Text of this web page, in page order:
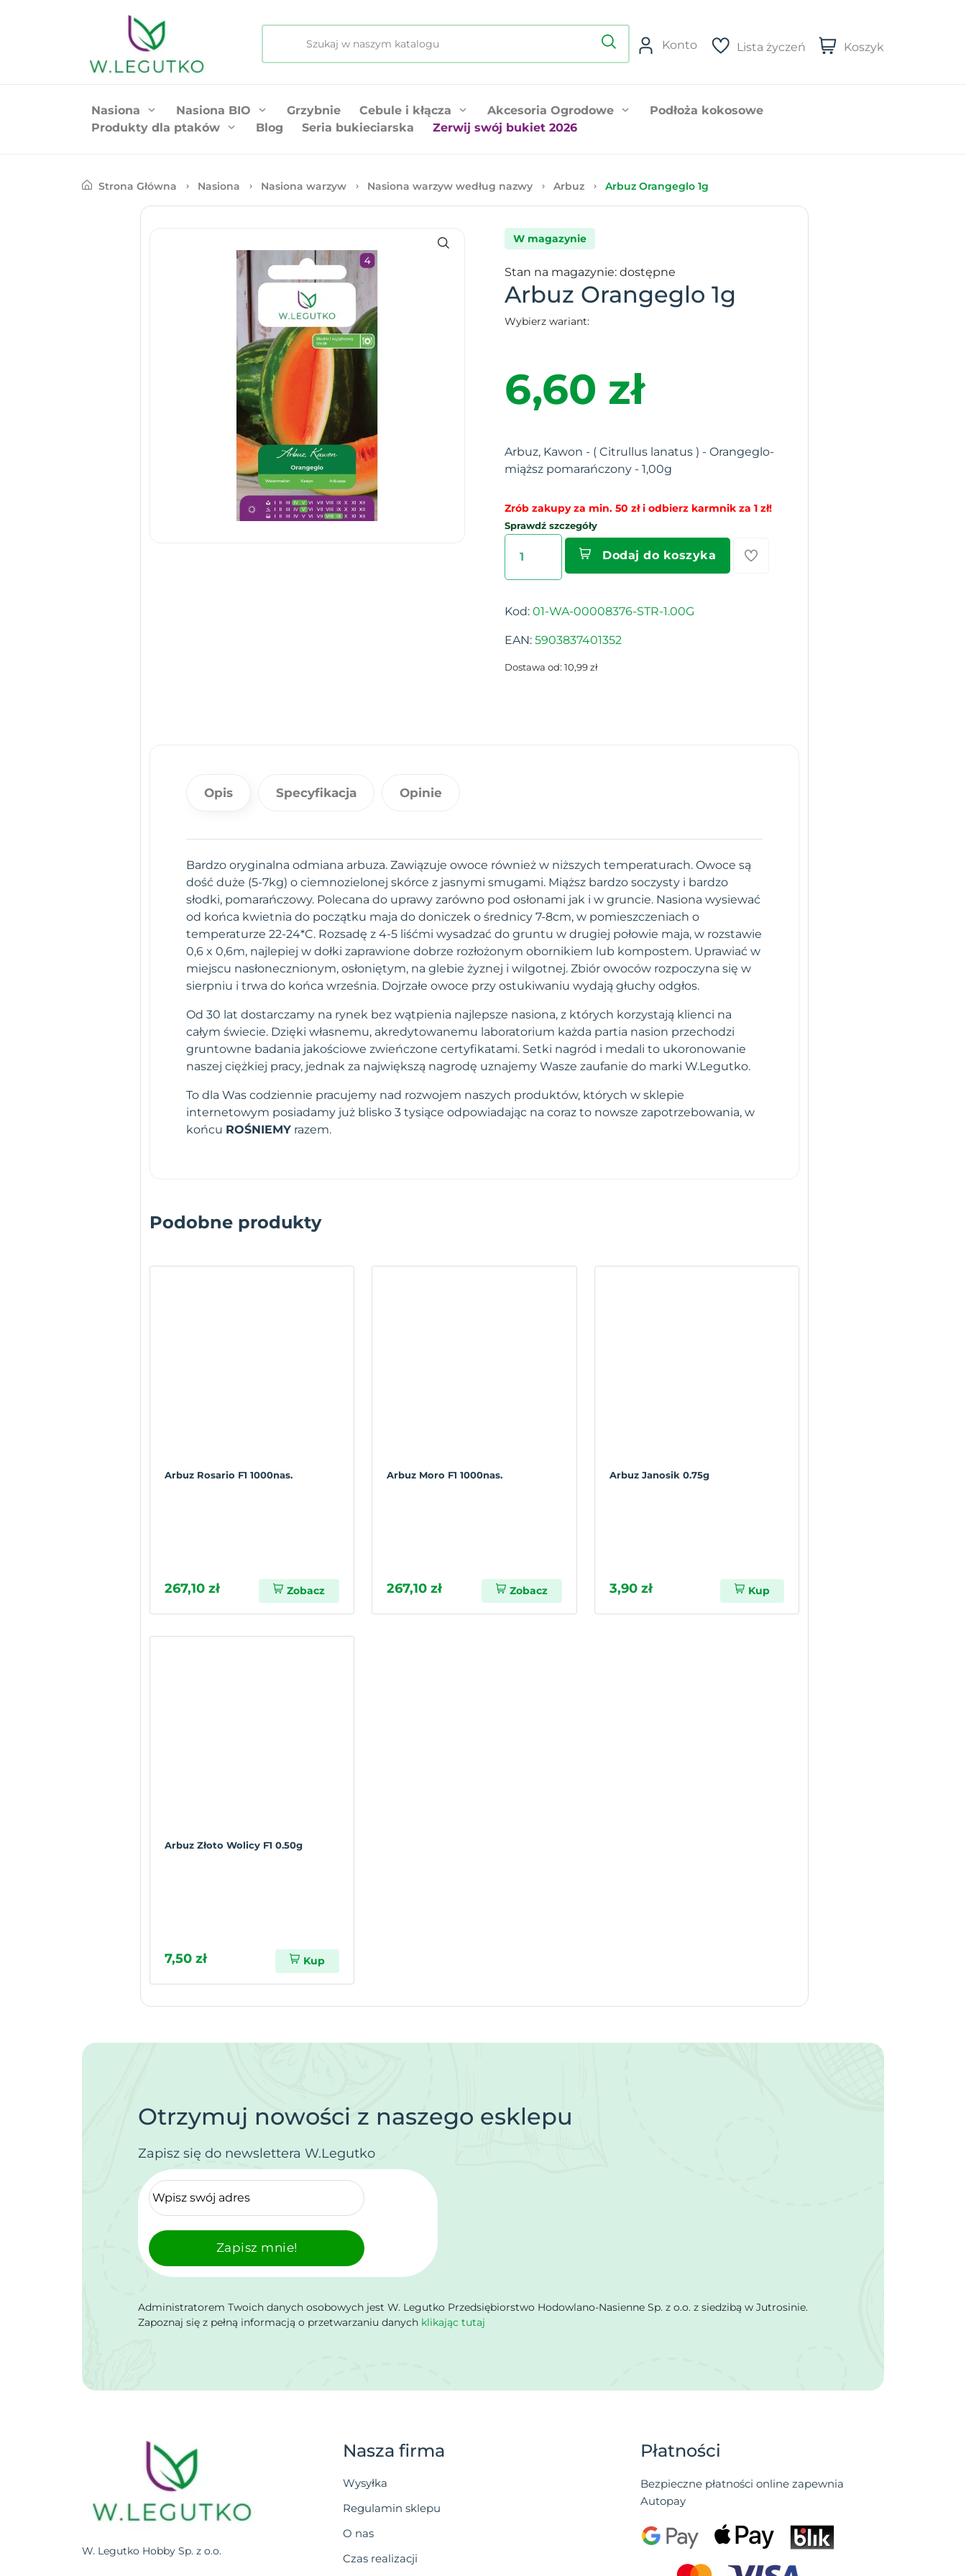
Konto Lista życzeń Koszyk
Nasiona Nasiona BIO Grzybnie Cebule i kłącza Akcesoria Ogrodowe
Podłoża kokosowe
Produkty dla ptaków
Blog Seria bukieciarska Zerwij swój bukiet 2026
Strona Główna Nasiona Nasiona warzyw Nasiona warzyw według nazwy Arbuz Arbuz Orangeglo 1g
W magazynie
Stan na magazynie: dostępne
Arbuz Orangeglo 1g
Wybierz wariant:
6,60 zł
Arbuz, Kawon - ( Citrullus lanatus ) - Orangeglo-
miąższ pomarańczony - 1,00g
Zrób zakupy za min. 50 zł i odbierz karmnik za 1 zł!
Sprawdź szczegóły
Dodaj do koszyka
Kod: 01-WA-00008376-STR-1.00G
EAN: 5903837401352
Dostawa od: 10,99 zł
Opis Specyfikacja Opinie
Bardzo oryginalna odmiana arbuza. Zawiązuje owoce również w niższych temperaturach. Owoce są
dość duże (5-7kg) o ciemnozielonej skórce z jasnymi smugami. Miąższ bardzo soczysty i bardzo
słodki, pomarańczowy. Polecana do uprawy zarówno pod osłonami jak i w gruncie. Nasiona wysiewać
od końca kwietnia do początku maja do doniczek o średnicy 7-8cm, w pomieszczeniach o
temperaturze 22-24*C. Rozsadę z 4-5 liśćmi wysadzać do gruntu w drugiej połowie maja, w rozstawie
0,6 x 0,6m, najlepiej w dołki zaprawione dobrze rozłożonym obornikiem lub kompostem. Uprawiać w
miejscu nasłonecznionym, osłoniętym, na glebie żyznej i wilgotnej. Zbiór owoców rozpoczyna się w
sierpniu i trwa do końca września. Dojrzałe owoce przy ostukiwaniu wydają głuchy odgłos.
Od 30 lat dostarczamy na rynek bez wątpienia najlepsze nasiona, z których korzystają klienci na
całym świecie. Dzięki własnemu, akredytowanemu laboratorium każda partia nasion przechodzi
gruntowne badania jakościowe zwieńczone certyfikatami. Setki nagród i medali to ukoronowanie
naszej ciężkiej pracy, jednak za największą nagrodę uznajemy Wasze zaufanie do marki W.Legutko.
To dla Was codziennie pracujemy nad rozwojem naszych produktów, których w sklepie
internetowym posiadamy już blisko 3 tysiące odpowiadając na coraz to nowsze zapotrzebowania, w
końcu ROŚNIEMY razem.
Podobne produkty
Arbuz Rosario F1 1000nas.
267,10 zł Zobacz
Arbuz Moro F1 1000nas.
267,10 zł Zobacz
Arbuz Janosik 0.75g
3,90 zł Kup
Arbuz Złoto Wolicy F1 0.50g
7,50 zł Kup
Otrzymuj nowości z naszego esklepu
Zapisz się do newslettera W.Legutko
Zapisz mnie!
Administratorem Twoich danych osobowych jest W. Legutko Przedsiębiorstwo Hodowlano-Nasienne Sp. z o.o. z siedzibą w Jutrosinie.
Zapoznaj się z pełną informacją o przetwarzaniu danych klikając tutaj
W. Legutko Hobby Sp. z o.o.
Nasza firma
Wysyłka
Regulamin sklepu
O nas
Czas realizacji
Płatności
Bezpieczne płatności online zapewnia
Autopay